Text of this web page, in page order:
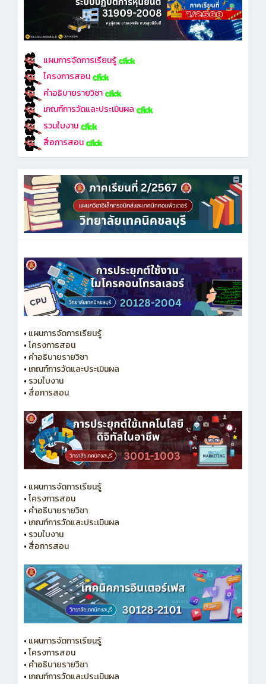
แผนการจัดการเรียนรู้
โครงการสอน
คำอธิบายรายวิชา
เกณฑ์การวัดและประเมินผล
รวมใบงาน
สื่อการสอน
• แผนการจัดการเรียนรู้
•โครงการสอน
• คำอธิบายรายวิชา
• เกณฑ์การวัดและประเมินผล
• รวมใบงาน
• สื่อการสอน
• แผนการจัดการเรียนรู้
•โครงการสอน
• คำอธิบายรายวิชา
• เกณฑ์การวัดและประเมินผล
• รวมใบงาน
• สื่อการสอน
• แผนการจัดการเรียนรู้
•โครงการสอน
• คำอธิบายรายวิชา
• เกณฑ์การวัดและประเมินผล